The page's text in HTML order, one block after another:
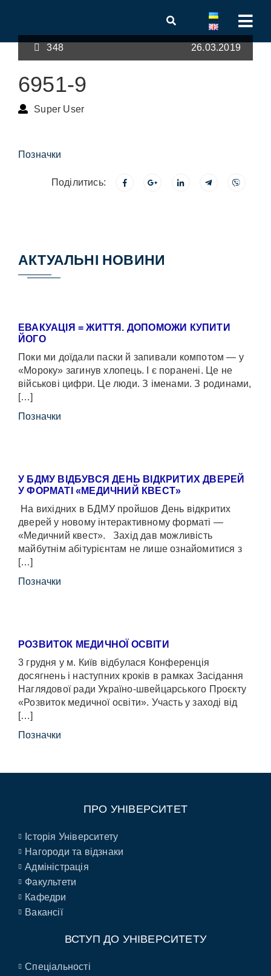
348 26.03.2019
6951-9
Super User
Позначки
Поділитись:
АКТУАЛЬНІ НОВИНИ
ЕВАКУАЦІЯ = ЖИТТЯ. ДОПОМОЖИ КУПИТИ
ЙОГО
Поки ми доїдали паски й запивали компотом — у
«Мороку» загинув хлопець. І є поранені. Це не
військові цифри. Це люди. З іменами. З родинами,
[…]
Позначки
У БДМУ ВІДБУВСЯ ДЕНЬ ВІДКРИТИХ ДВЕРЕЙ
У ФОРМАТІ «МЕДИЧНИЙ КВЕСТ»
На вихідних в БДМУ пройшов День відкритих
дверей у новому інтерактивному форматі —
«Медичний квест». Захід дав можливість
майбутнім абітурієнтам не лише ознайомитися з
[…]
Позначки
РОЗВИТОК МЕДИЧНОЇ ОСВІТИ
3 грудня у м. Київ відбулася Конференція
досягнень і наступних кроків в рамках Засідання
Наглядової ради Україно-швейцарського Проєкту
«Розвиток медичної освіти». Участь у заході від
[…]
Позначки
ПРО УНІВЕРСИТЕТ
Історія Університету
Нагороди та відзнаки
Адміністрація
Факультети
Кафедри
Вакансії
ВСТУП ДО УНІВЕРСИТЕТУ
Спеціальності